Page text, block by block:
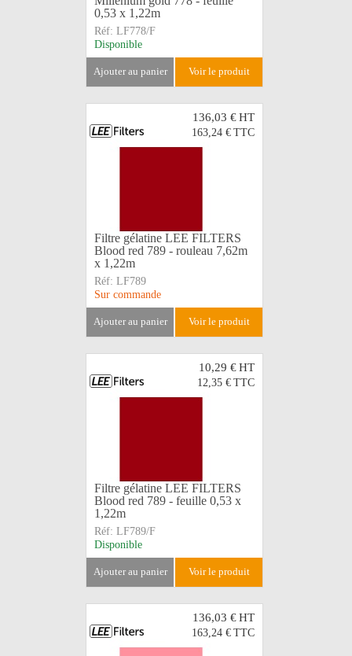
0,53 x 1,22m
Réf: LF778/F
Disponible
ajouter au panier voir le produit
136,03 €HT
163,24 € TTC
Filtre gélatine LEE FILTERS
Blood red 789 - rouleau 7,62m
x 1,22m
Réf: LF789
Sur commande
ajouter au panier voir le produit
10,29 €HT
12,35 € TTC
Filtre gélatine LEE FILTERS
Blood red 789 - feuille 0,53 x
1,22m
Réf: LF789/F
Disponible
ajouter au panier voir le produit
136,03 €HT
163,24 € TTC